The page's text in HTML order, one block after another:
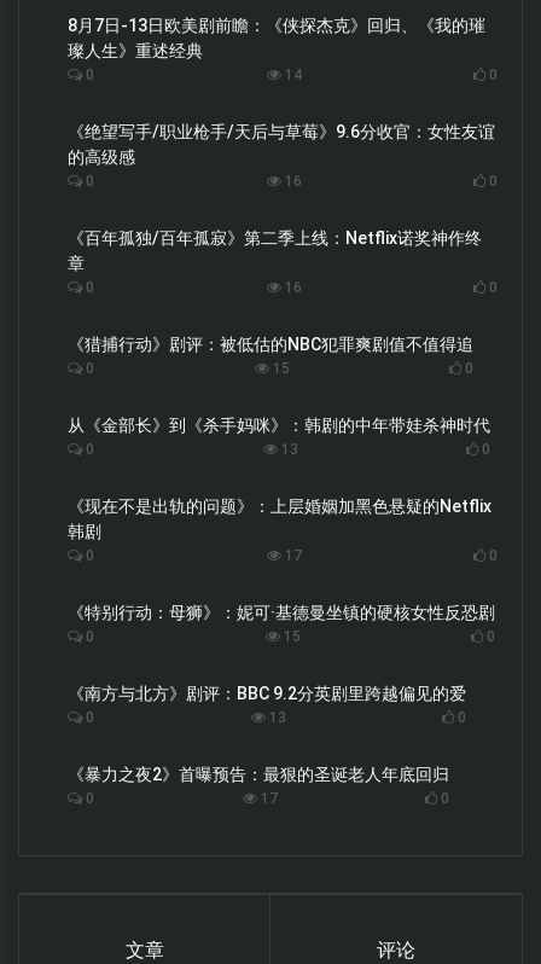
8月7日-13日欧美剧前瞻：《侠探杰克》回归、《我的璀
璨人生》重述经典
0 14 0
《绝望写手/职业枪手/天后与草莓》9.6分收官：女性友谊
的高级感
0 16 0
《百年孤独/百年孤寂》第二季上线：Netflix诺奖神作终
章
0 16 0
《猎捕行动》剧评：被低估的NBC犯罪爽剧值不值得追
0 15 0
从《金部长》到《杀手妈咪》：韩剧的中年带娃杀神时代
0 13 0
《现在不是出轨的问题》：上层婚姻加黑色悬疑的Netflix
韩剧
0 17 0
《特别行动：母狮》：妮可·基德曼坐镇的硬核女性反恐剧
0 15 0
《南方与北方》剧评：BBC 9.2分英剧里跨越偏见的爱
0 13 0
《暴力之夜2》首曝预告：最狠的圣诞老人年底回归
0 17 0
文章
评论